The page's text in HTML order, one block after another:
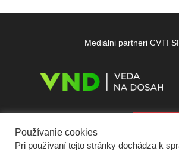
Mediálni partneri CVTI
Používanie cookies
Pri používaní tejto stránky dochádza k